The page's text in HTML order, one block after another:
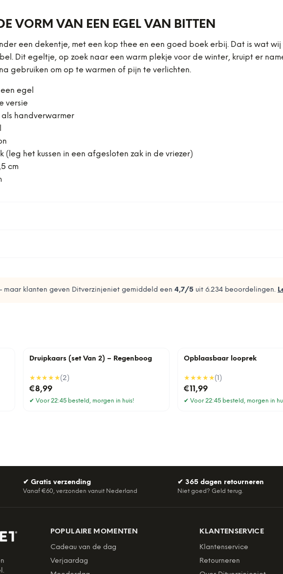
VORM VAN EEN EGEL VAN BITTEN
een dekentje, met een kop thee en een goed boek erbij. Dat is wat
Dit egeltje, op zoek naar een warm plekje voor de winter, kruipt er
gebruiken om op te warmen of pijn te verlichten.
egel
versie
handverwarmer
het kussen in een afgesloten zak in de vriezer)
cm
klanten geven Ditverzinjeniet gemiddeld een 4,7/5 uit 6.234 beoordelingen.
Druipkaars (set Van 2) – Regenboog
★★★★★(2 )
€8,99
✔ Voor 22:45 besteld, morgen in huis!
Opblaasbaar looprek
★★★★★( 1 )
€11,99
✔ Voor 22:45 besteld, morgen in
✔ Gratis verzending
Vanaf €60, verzonden vanuit Nederland
✔ 365 dagen retourneren
Niet goed? Geld terug.
POPULAIRE MOMENTEN
Cadeau van de dag
Verjaardag
KLANTENSERVICE
Klantenservice
Retourneren